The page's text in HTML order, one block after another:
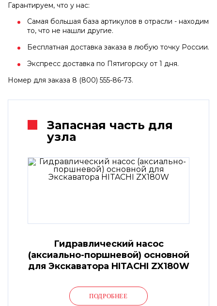
Гарантируем, что у нас:
Самая большая база артикулов в отрасли - находим
то, что не нашли другие.
Бесплатная доставка заказа в любую точку России.
Экспресс доставка по Пятигорску от 1 дня.
Номер для заказа 8 (800) 555-86-73.
Запасная часть для
узла
Гидравлический насос
(аксиально-поршневой) основной
для Экскаватора HITACHI ZX180W
ПОДРОБНЕЕ